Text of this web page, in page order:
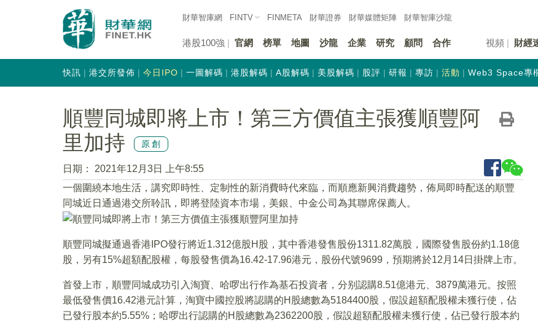
財華智庫網 FINTV FINMETA 財華證券 財華媒體矩陣 財華智庫沙龍
港股100強 官網 榜單 地圖 沙龍 企業 研究 顧問 合作 視頻 財經
快訊 港交所發佈 今日IPO 一圖解碼 港股解碼 A股解碼 美股解碼 股評 研報 專訪 活動 Web3 Space專
順豐同城即將上市！第三方價值主張獲順豐阿
里加持
原創
日期：
2021年12月3日 上午8:55
一個圍繞本地生活，講究即時性、定制性的新消費時代來臨，而順應新興消費趨勢，佈局即時配送的順豐
同城近日通過港交所聆訊，即將登陸資本市場，美銀、中金公司為其聯席保薦人。
順豐同城擬通過香港IPO發行將近1.312億股H股，其中香港發售股份1311.82萬股，國際發售股份約1.18億
股，另有15%超額配股權，每股發售價為16.42-17.96港元，股份代號9699，預期將於12月14日掛牌上市。
首發上市，順豐同城成功引入淘寶、哈啰出行作為基石投資者，分别認購8.51億港元、3879萬港元。按照
最低發售價16.42港元計算，淘寶中國控股將認購的H股總數為5184400股，假設超額配股權未獲行使，佔
已發行股本約5.55%；哈啰出行認購的H股總數為2362200股，假設超額配股權未獲行使，佔已發行股本約